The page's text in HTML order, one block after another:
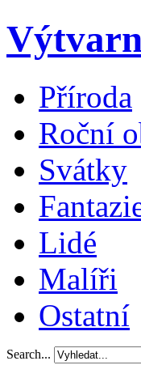
Příroda
Roční
Svátky
Lidé
Malíři
Ostatní
Search...